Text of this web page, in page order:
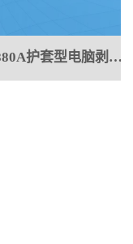
DJW-880A护套型电脑剥线机φ8MM